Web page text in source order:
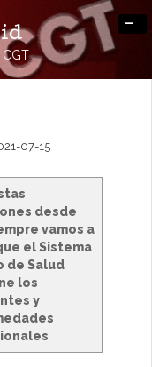
-
07-15
desde
vamos a
el Sistema
de Salud
los
y